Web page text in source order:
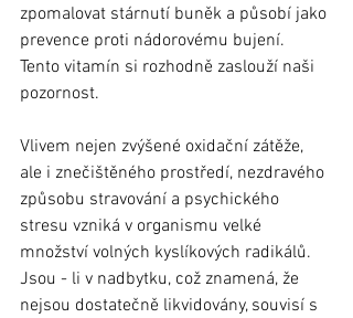
zpomalovat stárnutí buněk a působí jako
prevence proti nádorovému bujení.
Tento vitamín si rozhodně zaslouží naši
pozornost.
Vlivem nejen zvýšené oxidační zátěže,
ale i znečištěného prostředí, nezdravého
způsobu stravování a psychického
stresu vzniká v organismu velké
množství volných kyslíkových radikálů.
Jsou - li v nadbytku, což znamená, že
nejsou dostatečně likvidovány, souvisí s